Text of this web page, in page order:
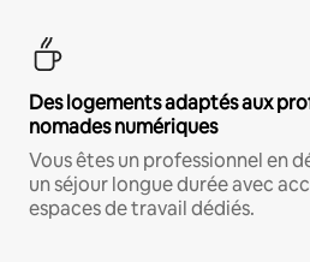
Des logements adaptés aux
nomades numériques
Vous êtes un professionnel en
un séjour longue durée avec
espaces de travail dédiés.